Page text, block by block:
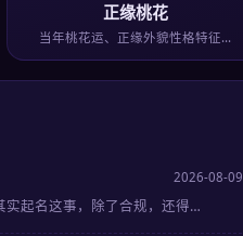
正缘桃花
当年桃花运、正缘外貌性格特征…
2026-08-09
实起名这事，除了合规，还得…